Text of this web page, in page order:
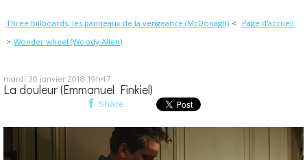
Three billboards, les panneaux de la vengeance (McDonagh)
Page d'accueil
Wonder wheel (Woody Allen)
mardi 30 janvier 2018 19h47
La douleur (Emmanuel Finkiel)
Share